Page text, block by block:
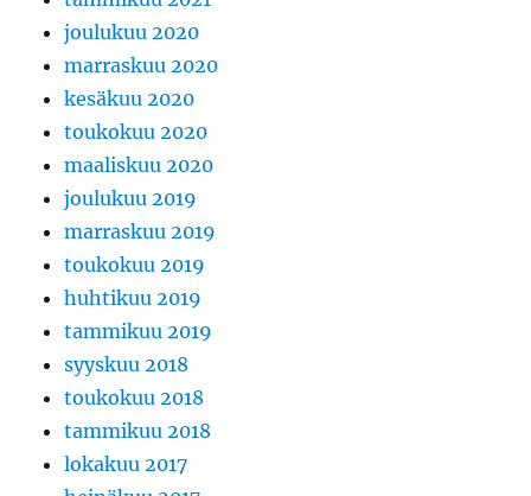
joulukuu 2020
marraskuu 2020
kesäkuu 2020
toukokuu 2020
maaliskuu 2020
joulukuu 2019
marraskuu 2019
toukokuu 2019
huhtikuu 2019
tammikuu 2019
syyskuu 2018
toukokuu 2018
tammikuu 2018
lokakuu 2017